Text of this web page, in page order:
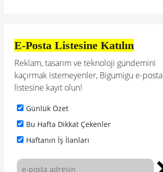
E-Posta Listesine Katılın
Reklam, tasarım ve teknoloji gündemini
kaçırmak istemeyenler, Bigumigu e-posta
listesine kayıt olun!
Günlük Özet
Bu Hafta Dikkat Çekenler
Haftanın İş İlanları